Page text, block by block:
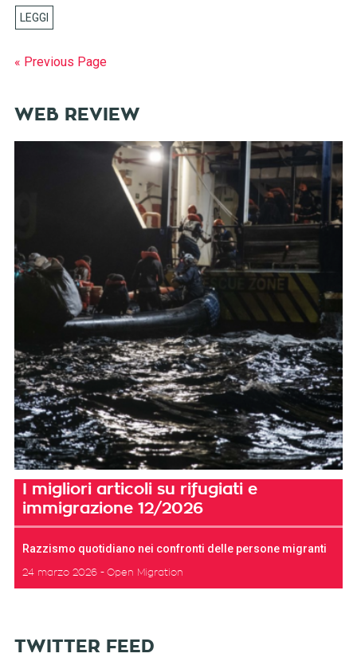
« Previous Page
WEB REVIEW
I migliori articoli su rifugiati e
immigrazione 12/2026
Razzismo quotidiano nei confronti delle persone migranti
24 marzo 2026 Open Migration
TWITTER FEED